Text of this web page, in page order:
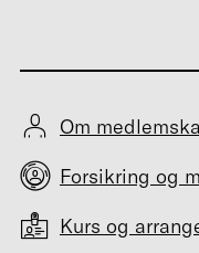
Om
Forsikring og
Kurs og